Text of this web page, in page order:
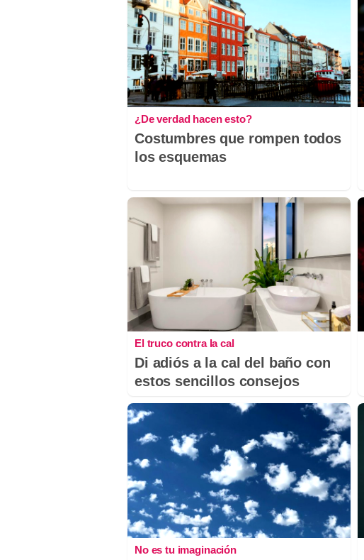
¿De verdad hacen esto?
Costumbres que rompen todos
los esquemas
El truco contra la cal
Di adiós a la cal del baño con
estos sencillos consejos
No es tu imaginación